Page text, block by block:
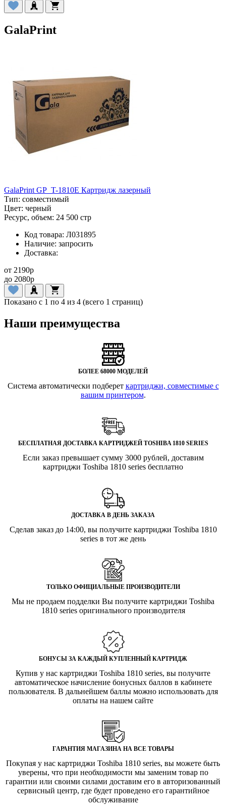
GalaPrint
GalaPrint GP_T-1810E Картридж лазерный
Тип: совместимый
Цвет: черный
Ресурс, объем: 24 500 стр
Код товара: Л031895
Наличие: запросить
Доставка:
от 2190p
до 2080p
Показано с 1 по 4 из 4 (всего 1 страниц)
Наши преимущества
БОЛЕЕ 68000 МОДЕЛЕЙ
Система автоматически подберет картриджи, совместимые с
вашим принтером.
БЕСПЛАТНАЯ ДОСТАВКА КАРТРИДЖЕЙ TOSHIBA 1810 SERIES
Если заказ превышает сумму 3000 рублей, доставим
картриджи Toshiba 1810 series бесплатно
ДОСТАВКА В ДЕНЬ ЗАКАЗА
Сделав заказ до 14:00, вы получите картриджи Toshiba 1810
series в тот же день
ТОЛЬКО ОФИЦИАЛЬНЫЕ ПРОИЗВОДИТЕЛИ
Мы не продаем подделки Вы получите картриджи Toshiba
1810 series оригинального производителя
БОНУСЫ ЗА КАЖДЫЙ КУПЛЕННЫЙ КАРТРИДЖ
Купив у нас картриджи Toshiba 1810 series, вы получите
автоматическое начисление бонусных баллов в кабинете
пользователя. В дальнейшем баллы можно использовать для
оплаты на нашем сайте
ГАРАНТИЯ МАГАЗИНА НА ВСЕ ТОВАРЫ
Покупая у нас картриджи Toshiba 1810 series, вы можете быть
уверены, что при необходимости мы заменим товар по
гарантии или своими силами доставим его в авторизованный
сервисный центр, где будет проведено его гарантийное
обслуживание